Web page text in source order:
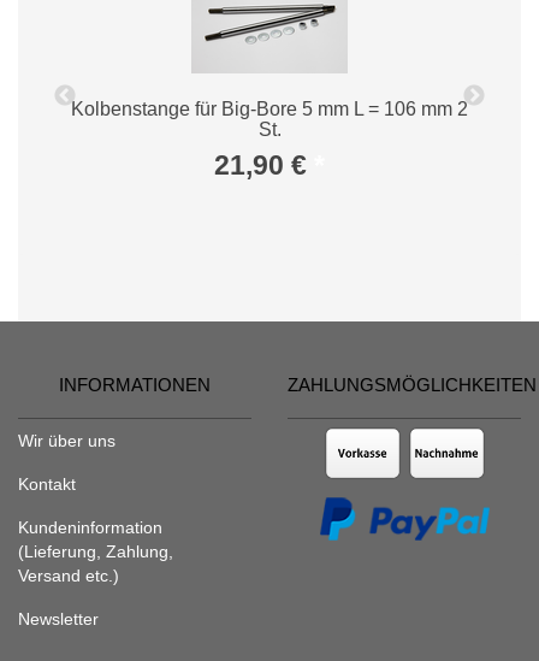
Kolbenstange für Big-Bore 5 mm L = 106 mm 2
St.
21,90 €
INFORMATIONEN
Wir über uns
Kontakt
Kundeninformation
(Lieferung, Zahlung,
Versand etc.)
Newsletter
ZAHLUNGSMÖGLICHKEITEN